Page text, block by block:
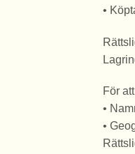
•
För
•
•